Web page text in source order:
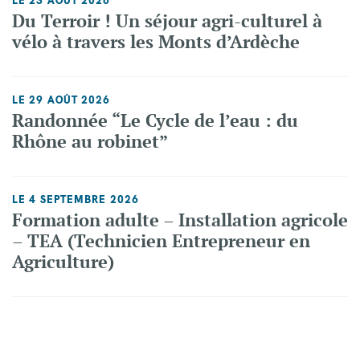
Du Terroir ! Un séjour agri-culturel à
vélo à travers les Monts d’Ardèche
LE 29 AOÛT 2026
Randonnée “Le Cycle de l’eau : du
Rhône au robinet”
LE 4 SEPTEMBRE 2026
Formation adulte – Installation agricole
– TEA (Technicien Entrepreneur en
Agriculture)